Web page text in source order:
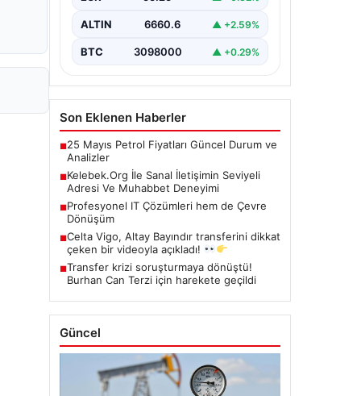
ALTIN 6660.6 ▲ +2.59%
BTC 3098000 ▲ +0.29%
Son Eklenen Haberler
■25 Mayıs Petrol Fiyatları Güncel Durum ve
Analizler
■Kelebek.Org İle Sanal İletişimin Seviyeli
Adresi Ve Muhabbet Deneyimi
■Profesyonel IT Çözümleri hem de Çevre
Dönüşüm
■Celta Vigo, Altay Bayındır transferini dikkat
çeken bir videoyla açıkladı!
■Transfer krizi soruşturmaya dönüştü!
Burhan Can Terzi için harekete geçildi
Güncel